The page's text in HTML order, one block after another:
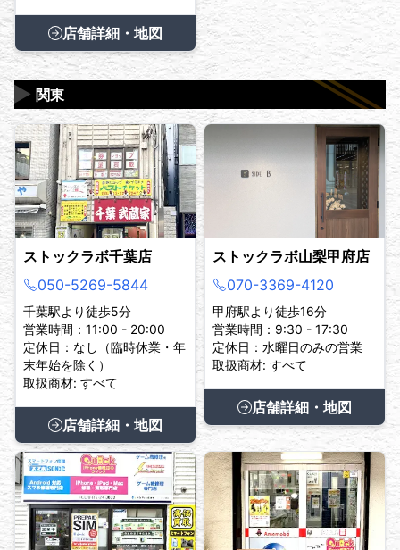
店舗詳細・地図
関東
▶
ストックラボ千葉店
050-5269-5844
千葉駅より徒歩5分
営業時間：11:00 - 20:00
定休日：なし（臨時休業・年
末年始を除く）
取扱商材: すべて
店舗詳細・地図
ストックラボ山梨甲府店
070-3369-4120
甲府駅より徒歩16分
営業時間：9:30 - 17:30
定休日：水曜日のみの営業
取扱商材: すべて
店舗詳細・地図